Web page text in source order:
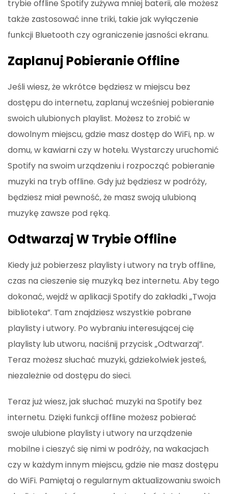
trybie offline Spotify zużywa mniej baterii, ale możesz
także zastosować inne triki, takie jak wyłączenie
funkcji Bluetooth czy ograniczenie jasności ekranu.
Zaplanuj Pobieranie Offline
Jeśli wiesz, że wkrótce będziesz w miejscu bez
dostępu do internetu, zaplanuj wcześniej pobieranie
swoich ulubionych playlist. Możesz to zrobić w
dowolnym miejscu, gdzie masz dostęp do WiFi, np. w
domu, w kawiarni czy w hotelu. Wystarczy uruchomić
Spotify na swoim urządzeniu i rozpocząć pobieranie
muzyki na tryb offline. Gdy już będziesz w podróży,
będziesz miał pewność, że masz swoją ulubioną
muzykę zawsze pod ręką.
Odtwarzaj W Trybie Offline
Kiedy już pobierzesz playlisty i utwory na tryb offline,
czas na cieszenie się muzyką bez internetu. Aby tego
dokonać, wejdź w aplikacji Spotify do zakładki „Twoja
biblioteka”. Tam znajdziesz wszystkie pobrane
playlisty i utwory. Po wybraniu interesującej cię
playlisty lub utworu, naciśnij przycisk „Odtwarzaj”.
Teraz możesz słuchać muzyki, gdziekolwiek jesteś,
niezależnie od dostępu do sieci.
Teraz już wiesz, jak słuchać muzyki na Spotify bez
internetu. Dzięki funkcji offline możesz pobierać
swoje ulubione playlisty i utwory na urządzenie
mobilne i cieszyć się nimi w podróży, na wakacjach
czy w każdym innym miejscu, gdzie nie masz dostępu
do WiFi. Pamiętaj o regularnym aktualizowaniu swoich